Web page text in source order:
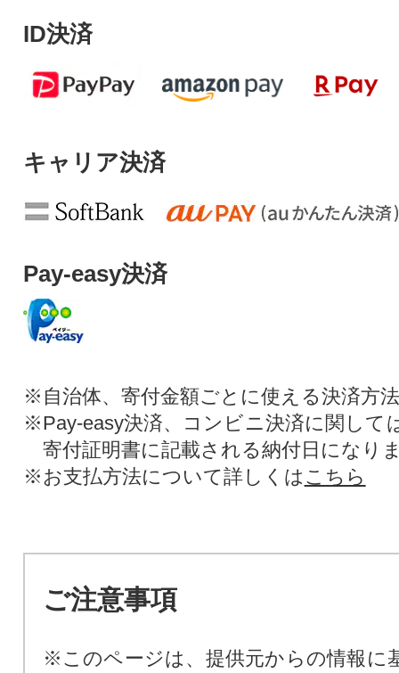
ID決済
キャリア決済
Pay-easy決済
※自治体、寄付金額ごとに使える決済方
※Pay-easy決済、コンビニ決済に関して
寄付証明書に記載される納付日になり
※お支払方法について詳しくは こちら
ご注意事項
※このページは、提供元からの情報に